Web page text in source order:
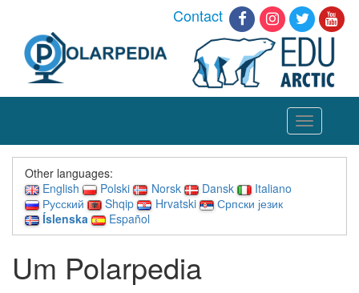
Contact
Toggle
navigation
Other languages:
English
Polski Norsk Dansk
Italiano
Русский
Shqip Hrvatski
Српски језик
Íslenska
Español
Um Polarpedia